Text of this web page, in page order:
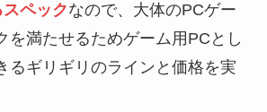
ペックなので、大体のPCゲー
を満たせるためゲーム用PCとし
るギリギリのラインと価格を実